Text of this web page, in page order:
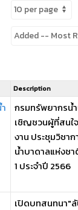
Description
กรมทรัพยากรน้
เชิญชวนผู้ที่สนใ
งาน ประชุมวิชา
น้ำบาดาลแห่งช
1 ประจำปี 2566
เปิดบทสนทนา"ลั